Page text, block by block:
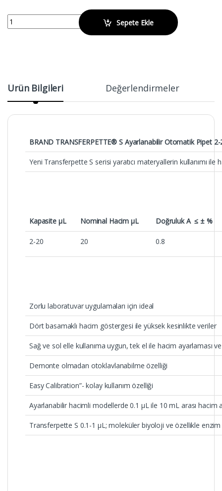
BRAND Transferpette® S 2-20 Ul Ayarlanabilir Otomatik Pipet
Sepete Ekle
Ürün Bilgileri Değerlendirmeler
BRAND TRANSFERPETTE® S Ayarlanabilir Otomatik Pipet
Yeni Transferpette S serisi yaratıcı materyallerin kullanımı
Kapasite µL Nominal Hacim µL Doğruluk A ≤ ± %
2-20 20 0.8
Zorlu laboratuvar uygulamaları için ideal
Dört basamaklı hacim göstergesi ile yüksek kesinlikte veriler
Sağ ve sol elle kullanıma uygun, tek el ile hacim ayarlaması ve
Demonte olmadan otoklavlanabilme özelliği
Easy Calibration”- kolay kullanım özelliği
Ayarlanabilir hacimli modellerde 0.1 µL ile 10 mL arası hacim
Transferpette S 0.1-1 µL; moleküler biyoloji ve özellikle